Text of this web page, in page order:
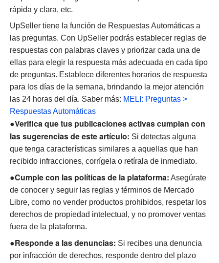
rápida y clara, etc.
UpSeller tiene la función de Respuestas Automáticas a
las preguntas. Con UpSeller podrás establecer reglas de
respuestas con palabras claves y priorizar cada una de
ellas para elegir la respuesta más adecuada en cada tipo
de preguntas. Establece diferentes horarios de respuesta
para los días de la semana, brindando la mejor atención
las 24 horas del día. Saber más: MELI: Preguntas >
Respuestas Automáticas
●Verifica que tus publicaciones activas cumplan con
las sugerencias de este artículo: Si detectas alguna
que tenga características similares a aquellas que han
recibido infracciones, corrígela o retírala de inmediato.
●Cumple con las políticas de la plataforma: Asegúrate
de conocer y seguir las reglas y términos de Mercado
Libre, como no vender productos prohibidos, respetar los
derechos de propiedad intelectual, y no promover ventas
fuera de la plataforma.
●Responde a las denuncias: Si recibes una denuncia
por infracción de derechos, responde dentro del plazo